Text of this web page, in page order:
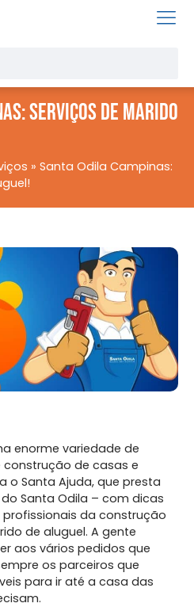
Serviços de Marido
» Santa Odila Campinas:
enorme variedade de
de casas e
o Santa Ajuda, que presta
Santa Odila – com dicas
da construção
de aluguel. A gente
aos vários pedidos que
os parceiros que
para ir até a casa das